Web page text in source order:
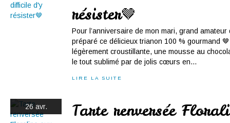
résister🤎
Pour l’anniversaire de mon mari, grand amateur
préparé ce délicieux trianon 100 % gourmand
légèrement croustillante, une mousse au
le tout sublimé par de jolis cœurs en...
LIRE LA SUITE
26 avr.
Tarte renversée